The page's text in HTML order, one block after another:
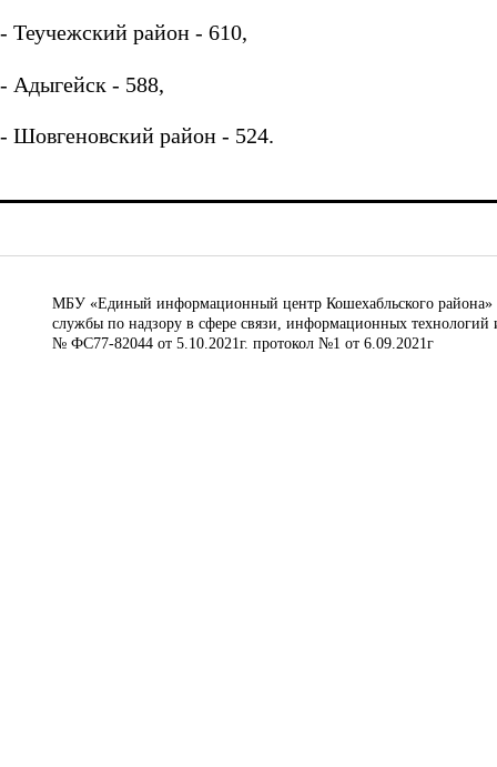
- Теучежский район - 610,
- Адыгейск - 588,
- Шовгеновский район - 524.
МБУ «Единый информационный центр Кошехабльского района»
службы по надзору в сфере связи, информационных
№ ФС77-82044 от 5.10.2021г. протокол №1 от 6.09.2021г